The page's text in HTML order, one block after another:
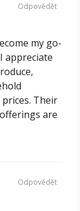
my go-
appreciate
Their
are
Odpovědět
Odpovědět